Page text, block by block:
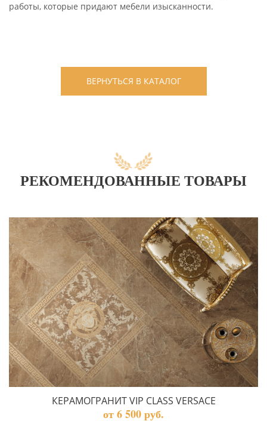
работы, которые придают мебели изысканности.
ВЕРНУТЬСЯ В КАТАЛОГ
РЕКОМЕНДОВАННЫЕ ТОВАРЫ
КЕРАМОГРАНИТ VIP CLASS VERSACE
от 6 500 руб.